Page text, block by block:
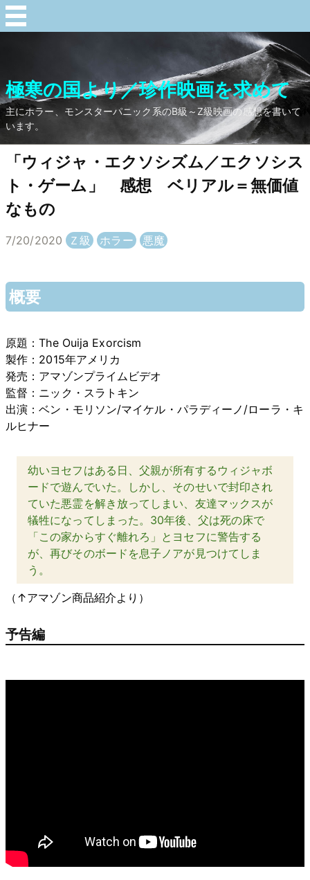
極寒の国より／珍作映画を求めて
主にホラー、モンスターパニック系のB級～Z級映画の感想を書いて
います。
「ウィジャ・エクソシズム／エクソシス
ト・ゲーム」 感想 ベリアル＝無価値
なもの
7/20/2020 Ｚ級 ホラー 悪魔
概要
原題：The Ouija Exorcism
製作：2015年アメリカ
発売：アマゾンプライムビデオ
監督：ニック・スラトキン
出演：ベン・モリソン/マイケル・パラディーノ/ローラ・キ
ルヒナー
幼いヨセフはある日、父親が所有するウィジャボ
ードで遊んでいた。しかし、そのせいで封印され
ていた悪霊を解き放ってしまい、友達マックスが
犠牲になってしまった。30年後、父は死の床で
「この家からすぐ離れろ」とヨセフに警告する
が、再びそのボードを息子ノアが見つけてしま
う。
（↑アマゾン商品紹介より）
予告編